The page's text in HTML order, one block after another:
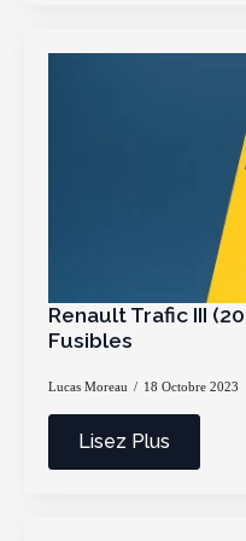
Renault Trafic III
Fusibles
Lucas Moreau 18 Octobre 2023
Lisez Plus